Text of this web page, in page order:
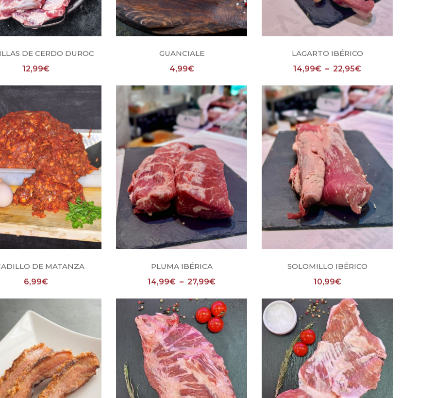
DE CERDO DUROC
12,99€
GUANCIALE
4,99€
LAGARTO IBÉRICO
14,99€ – 22,95€
DE MATANZA
6,99€
PLUMA IBÉRICA
14,99€ – 27,99€
SOLOMILLO IBÉRICO
10,99€